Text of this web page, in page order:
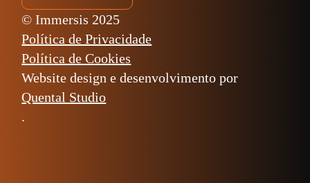
© Immersis 2025
Política de Privacidade
Política de Cookies
Website design e desenvolvimento por
Quental Studio
.